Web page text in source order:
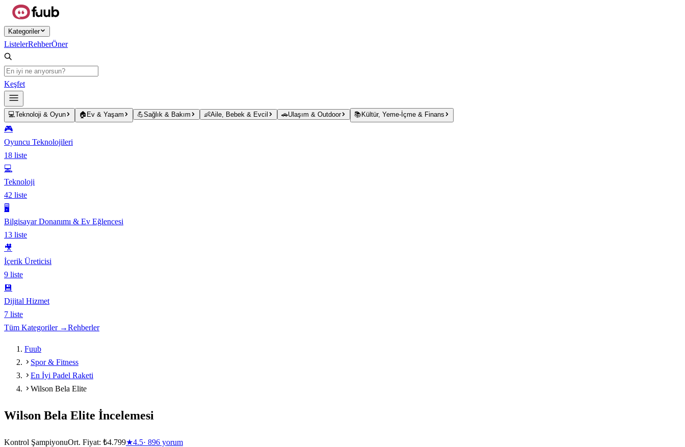
Ana içeriğe atla
Kategoriler
ListelerRehberÖner
Keşfet
💻Teknoloji & Oyun 🏠 Ev & Yaşam 💪Sağlık & Bakım 👶Aile, Bebek & Evcil 🚗Ulaşım & Outdoor 📚 Kültür, Yeme-İçme & Finans
🎮
Oyuncu Teknolojileri
18 liste
💻
Teknoloji
42 liste
🖥️
Bilgisayar Donanımı & Ev Eğlencesi
13 liste
🎥
İçerik Üreticisi
9 liste
💾
Dijital Hizmet
7 liste
Tüm Kategoriler →Rehberler
Fuub
Spor & Fitness
En İyi Padel Raketi
Wilson Bela Elite
Wilson Bela Elite İncelemesi
Kontrol ŞampiyonuOrt. Fiyat: ₺4.799★4.5· 896 yorum